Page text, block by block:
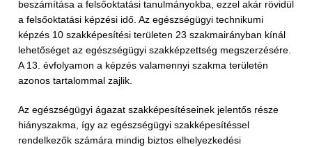
beszámítása a felsőoktatási tanulmányokba, ezzel akár rövidül
a felsőoktatási képzési idő. Az egészségügyi technikumi
képzés 10 szakképesítési területen 23 szakmairányban kínál
lehetőséget az egészségügyi szakképzettség megszerzésére.
A 13. évfolyamon a képzés valamennyi szakma területén
azonos tartalommal zajlik.
Az egészségügyi ágazat szakképesítéseinek jelentős része
hiányszakma, így az egészségügyi szakképesítéssel
rendelkezők számára mindig biztos elhelyezkedési